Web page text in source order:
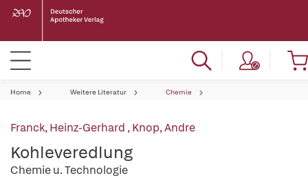
Home Weitere Literatur Chemie
Franck, Heinz-Gerhard ,Knop, Andre
Kohleveredlung
Chemie u. Technologie